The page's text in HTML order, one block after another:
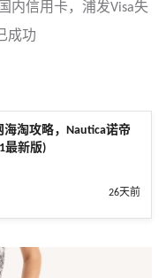
内信用卡，浦发Visa失
成功
海淘攻略，Nautica诺帝
最新版)
26天前